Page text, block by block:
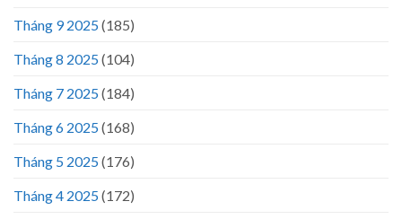
Tháng 9 2025(185)
Tháng 8 2025(104)
Tháng 7 2025(184)
Tháng 6 2025(168)
Tháng 5 2025(176)
Tháng 4 2025(172)